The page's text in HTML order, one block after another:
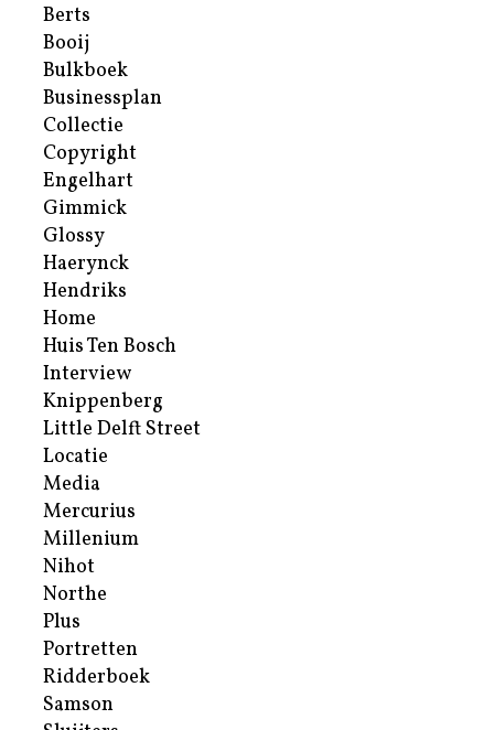
Berts
Booij
Bulkboek
Businessplan
Collectie
Copyright
Engelhart
Gimmick
Glossy
Haerynck
Hendriks
Home
Huis Ten Bosch
Interview
Knippenberg
Little Delft Street
Locatie
Media
Mercurius
Millenium
Nihot
Northe
Plus
Portretten
Ridderboek
Samson